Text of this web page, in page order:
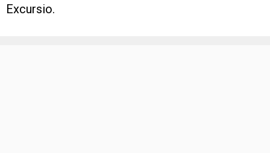
Excursio.